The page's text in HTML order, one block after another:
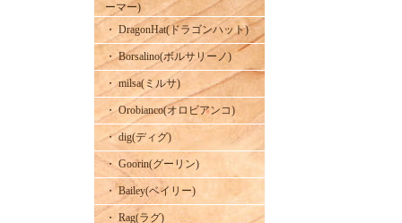
ーマー)
・ DragonHat(ドラゴンハット)
・ Borsalino(ボルサリーノ)
・ milsa(ミルサ)
・ Orobianco(オロビアンコ)
・ dig(ディグ)
・ Goorin(グーリン)
・ Bailey(ベイリー)
・ Rag(ラグ)